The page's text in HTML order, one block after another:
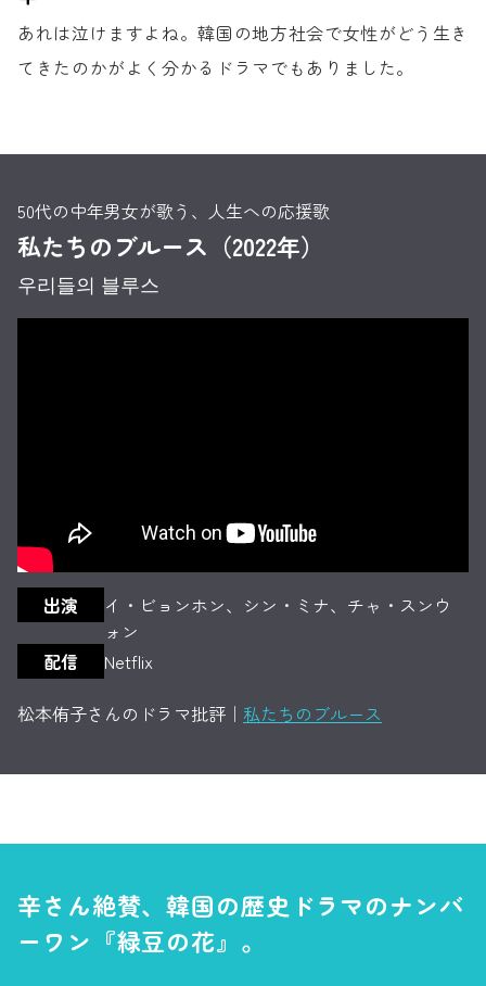
あれは泣けますよね。韓国の地方社会で女性がどう生き
てきたのかがよく分かるドラマでもありました。
50代の中年男女が歌う、人生への応援歌
私たちのブルース（2022年）
우리들의 블루스
出演
イ・ビョンホン、シン・ミナ、チャ・スンウ
ォン
配信
Netflix
松本侑子さんのドラマ批評｜ 私たちのブルース
辛さん絶賛、韓国の歴史ドラマのナンバ
ーワン『緑豆の花』。